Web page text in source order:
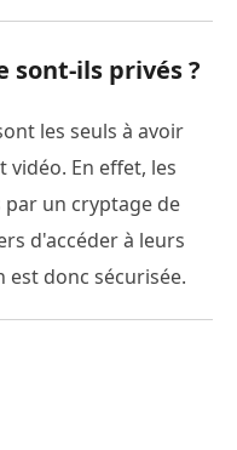
sont-ils privés ?
les seuls à avoir
vidéo. En effet, les
un cryptage de
d'accéder à leurs
donc sécurisée.